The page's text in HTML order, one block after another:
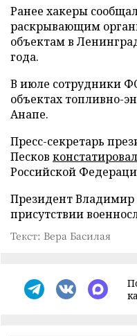
Ранее хакеры
раскрывающим
объектам в
года.
В июле сотрудники
объектах топливно-
Анапе.
Пресс-секретарь
Песков констатировал
Российской
Президент Владимир
присутствии
Текст: Вера Басилая